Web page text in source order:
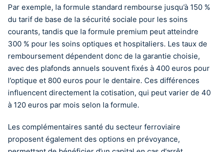
Par exemple, la formule standard rembourse jusqu’à 150 %
du tarif de base de la sécurité sociale pour les soins
courants, tandis que la formule premium peut atteindre
300 % pour les soins optiques et hospitaliers. Les taux de
remboursement dépendent donc de la garantie choisie,
avec des plafonds annuels souvent fixés à 400 euros pour
l’optique et 800 euros pour le dentaire. Ces différences
influencent directement la cotisation, qui peut varier de 40
à 120 euros par mois selon la formule.
Les complémentaires santé du secteur ferroviaire
proposent également des options en prévoyance,